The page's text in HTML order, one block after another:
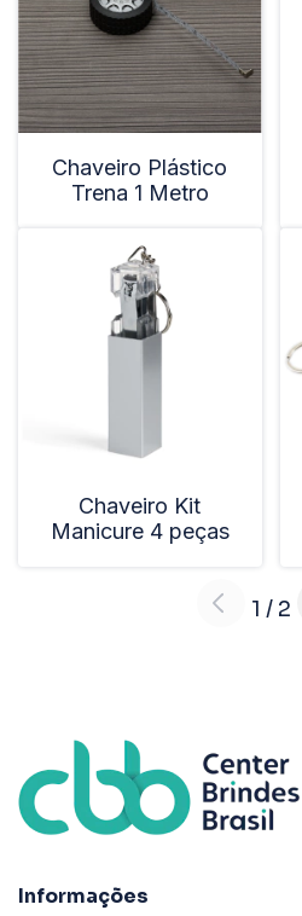
Chaveiro Plástico
Trena 1 Metro
Chaveiro Kit
Manicure 4 peças
1 / 2
Informações